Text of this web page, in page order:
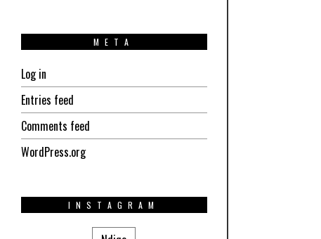
META
Log in
Entries feed
Comments feed
WordPress.org
INSTAGRAM